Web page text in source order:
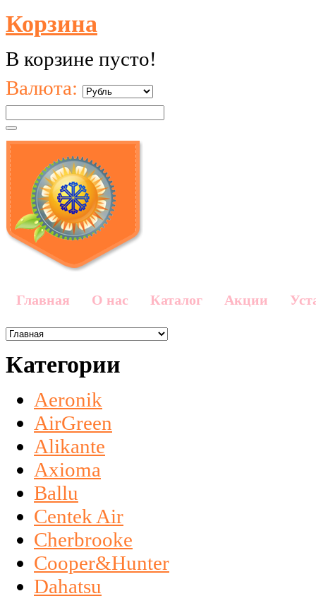
Корзина
В корзине пусто!
Валюта:
Главная О нас Каталог Акции
Категории
Aeronik
AirGreen
Alikante
Axioma
Ballu
Centek Air
Cherbrooke
Cooper&Hunter
Dahatsu